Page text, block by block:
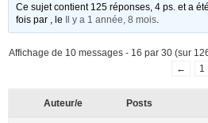
Ce sujet contient 125 réponses, 4 ps. et a
fois par
, le Il y a 1 année, 8 mois
Affichage de 10 messages - 16 par 30 (sur
←
1
Auteur/e Posts